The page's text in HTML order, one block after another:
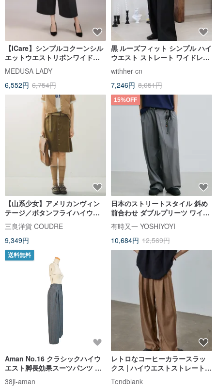
【ICare】シンプルコクーンシル
エットウエストリボンワイドス
ーツパンツ(F) | レディースカジ
ュアルパンツ レディーススーツ
ワイドパンツ
MEDUSA LADY
6,552円 6,754円
黒 ルーズフィット シンプル ハイ
ウエスト ストレート ワイドレッ
グ スラックス
withher-cn
7,246円 8,051円
【山系少女】アメリカンヴィン
テージ／ボタンフライハイウエ
ストコットンフレアスカート
三良洋貨 COUDRE
9,349円
15%OFF
日本のストリートスタイル 斜め
前合わせ ダブルプリーツ ワイド
レッグパンツ / ドレープ感のある
グレー素材 ワイドストレート カ
ジュアルパンツ メンズ
有時又一 YOSHIYOYI
10,684円 12,569円
送料無料
Aman No.16 クラシックハイウ
エスト脚長効果スーツパンツ グ
レー スーツ生地
38ji-aman
レトロなコーヒーカラースラッ
クス | ハイウエストストレートワ
イドパンツ | サマードレープカジ
ュアルパンツ
Tendblank